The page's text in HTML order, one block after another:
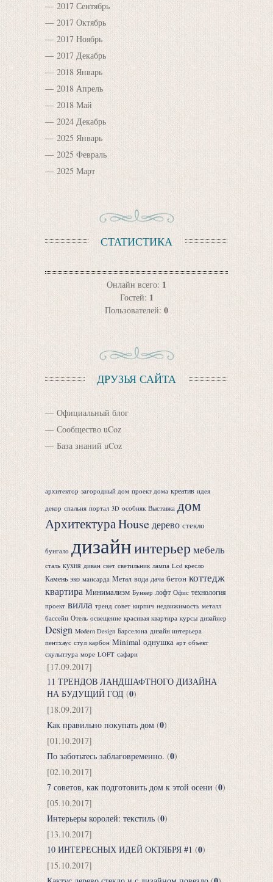
2017 Сентябрь
2017 Октябрь
2017 Ноябрь
2017 Декабрь
2018 Январь
2018 Апрель
2018 Май
2024 Декабрь
2025 Январь
2025 Февраль
2025 Март
СТАТИСТИКА
Онлайн всего: 1
Гостей: 1
Пользователей: 0
ДРУЗЬЯ САЙТА
Официальный блог
Сообщество uCoz
База знаний uCoz
архитектор загородный дом проект дома креатив идея
декор спальня портал 3D особняк Выставка дом
АрхитектураHouse дерево стекло
бунгало дизайнинтерьер мебель
сталь кухня диван свет светильник лампа Led кресло
Камень эко мансарда Метал вода дача бетон коттедж
квартира Минимализм Бункер лофт Офис технология
проект вилла тренд совет кирпич недвижимость металл
бассейн Отель освещение красивая квартира курсы дизайнер
Design Modern Design Барселона дизайн интерьера
пентхаус стул карбон Minimal однушка арт объект
скульптура море LOFT сафари
[17.09.2017]
11 ТРЕНДОВ ЛАНДШАФТНОГО ДИЗАЙНА
НА БУДУЩИЙ ГОД (0)
[18.09.2017]
Как правильно покупать дом (0)
[01.10.2017]
По заботьтесь заблаговременно. (0)
[02.10.2017]
7 советов, как подготовить дом к этой осени (0)
[05.10.2017]
Интерьеры королей: текстиль (0)
[13.10.2017]
10 ИНТЕРЕСНЫХ ИДЕЙ ОКТЯБРЯ #1 (0)
[15.10.2017]